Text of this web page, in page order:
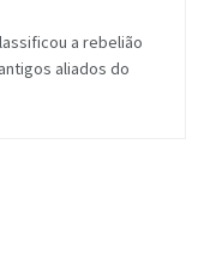
a rebelião
aliados do